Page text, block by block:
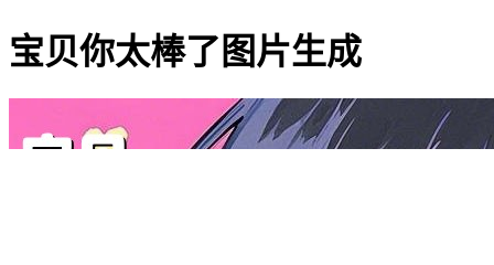
宝贝你太棒了图片生成